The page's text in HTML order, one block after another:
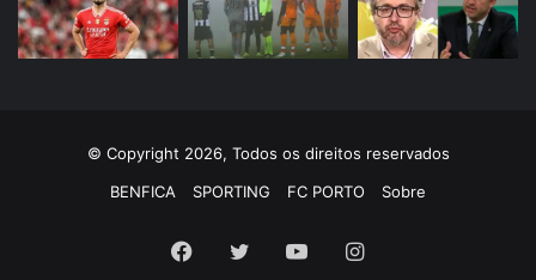
© Copyright 2026, Todos os direitos reservados
BENFICA
SPORTING FC PORTO Sobre
Facebook
TwitterYouTubeInstagram